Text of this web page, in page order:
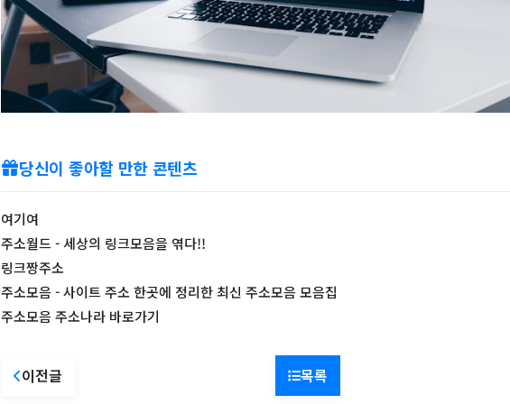
당신이 좋아할 만한 콘텐츠
여기여
주소월드 - 세상의 링크모음을 엮다!!
링크짱주소
주소모음 - 사이트 주소 한곳에 정리한 최신 주소모음 모음집
주소모음 주소나라 바로가기
이전글 목록